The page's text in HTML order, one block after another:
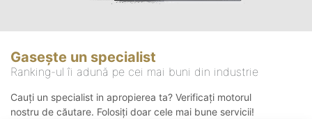
Gasește un specialist
Ranking-ul îi adună pe cei mai buni din industrie
Cauți un specialist in apropierea ta? Verificați motorul
nostru de căutare. Folosiți doar cele mai bune servicii!